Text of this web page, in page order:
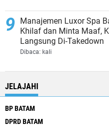
Manajemen Luxor Spa
Khilaf dan Minta Maaf,
Langsung Di-Takedown
Dibaca: kali
JELAJAHI
BP BATAM
DPRD BATAM